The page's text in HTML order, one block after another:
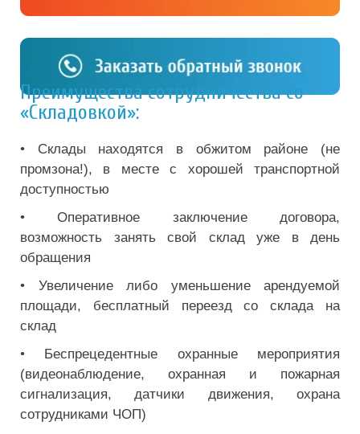
Преимущества сотрудничества со
«Складовкой»:
• Склады находятся в обжитом районе (не
промзона!), в месте с хорошей транспортной
доступностью
• Оперативное заключение договора,
возможность занять свой склад уже в день
обращения
• Увеличение либо уменьшение арендуемой
площади, бесплатный переезд со склада на
склад
• Беспрецедентные охранные мероприятия
(видеонаблюдение, охранная и пожарная
сигнализация, датчики движения, охрана
сотрудниками ЧОП)